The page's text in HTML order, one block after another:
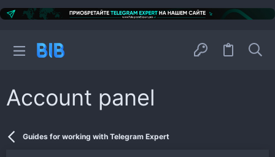
Account panel
Guides for working with Telegram Expert